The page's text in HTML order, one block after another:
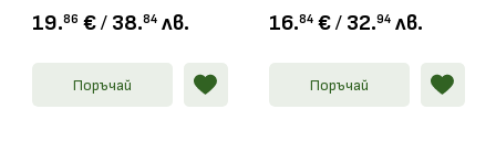
19.86 € / 38.84 лв.
Поръчай
16.84 € / 32.94 лв.
Поръчай